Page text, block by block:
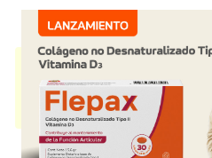
LUMINALcontiene
producido porBayer (PH)y cuenta
Algunas presentaciones cuentan con